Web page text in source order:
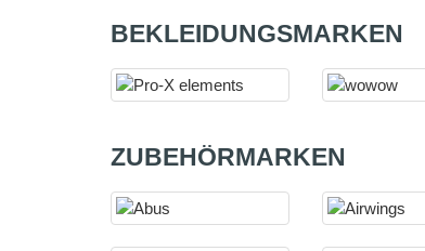
BEKLEIDUNGSMARKEN
ZUBEHÖRMARKEN